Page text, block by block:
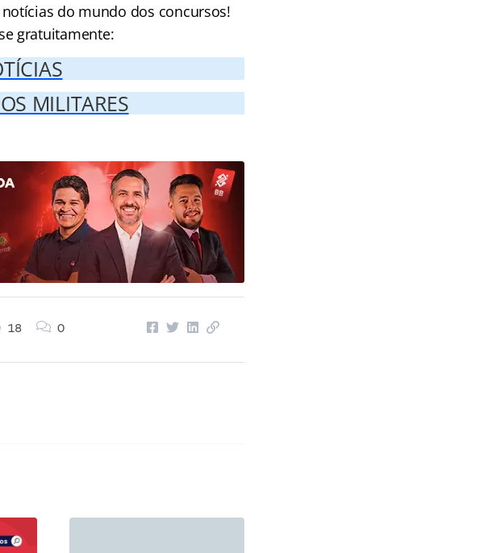
do mundo dos concursos!
gratuitamente:
MILITARES
18 0